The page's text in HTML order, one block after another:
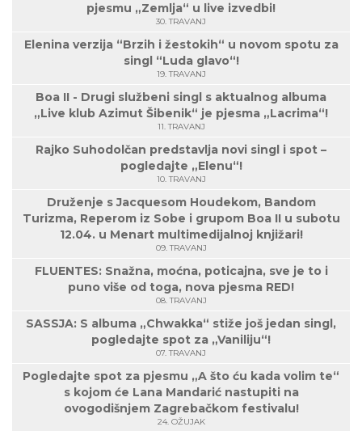
pjesmu „Zemlja“ u live izvedbi!
30. TRAVANJ
Elenina verzija “Brzih i žestokih“ u novom spotu za
singl “Luda glavo“!
19. TRAVANJ
Boa II - Drugi službeni singl s aktualnog albuma
„Live klub Azimut Šibenik“ je pjesma „Lacrima“!
11. TRAVANJ
Rajko Suhodolčan predstavlja novi singl i spot –
pogledajte „Elenu“!
10. TRAVANJ
Druženje s Jacquesom Houdekom, Bandom
Turizma, Reperom iz Sobe i grupom Boa II u subotu
12.04. u Menart multimedijalnoj knjižari!
09. TRAVANJ
FLUENTES: Snažna, moćna, poticajna, sve je to i
puno više od toga, nova pjesma RED!
08. TRAVANJ
SASSJA: S albuma „Chwakka“ stiže još jedan singl,
pogledajte spot za „Vaniliju“!
07. TRAVANJ
Pogledajte spot za pjesmu „A što ću kada volim te“
s kojom će Lana Mandarić nastupiti na
ovogodišnjem Zagrebačkom festivalu!
24. OŽUJAK